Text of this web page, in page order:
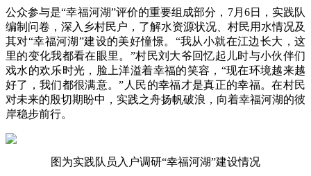
公众参与是“幸福河湖”评价的重要组成部分，7月6日，实践队
编制问卷，深入乡村民户，了解水资源状况、村民用水情况及
其对“幸福河湖”建设的美好憧憬。“我从小就在江边长大，这
里的变化我都看在眼里。”村民刘大爷回忆起儿时与小伙伴们
戏水的欢乐时光，脸上洋溢着幸福的笑容，“现在环境越来越
好了，我们都很满意。”人民的幸福才是真正的幸福。在村民
对未来的殷切期盼中，实践之舟扬帆破浪，向着幸福河湖的彼
岸稳步前行。
图为实践队员入户调研“幸福河湖”建设情况